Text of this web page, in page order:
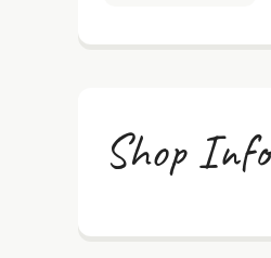
Shop Info